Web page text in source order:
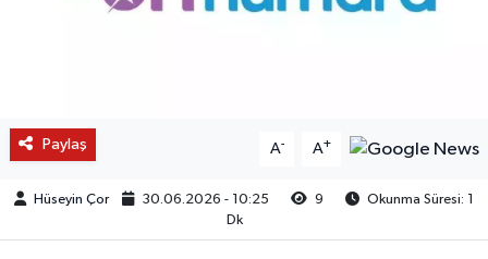
Paylaş A- A+
Hüseyin Çor 30.06.2026 - 10:25 9
Okunma Süresi: 1
Dk